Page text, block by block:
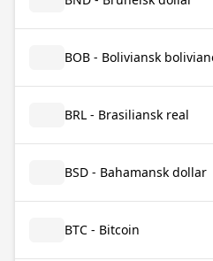
BOB - Boliviansk
BRL - Brasiliansk real
BSD - Bahamansk dollar
BTC - Bitcoin